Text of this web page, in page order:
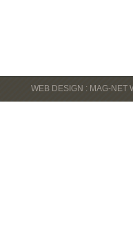
WEB DESIGN : MAG-NET